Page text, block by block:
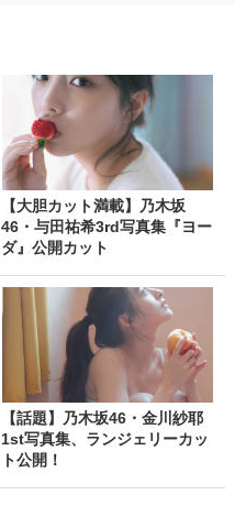
【大胆カット満載】乃木坂
46・与田祐希3rd写真集『ヨー
ダ』公開カット
【話題】乃木坂46・金川紗耶
1st写真集、ランジェリーカッ
ト公開！